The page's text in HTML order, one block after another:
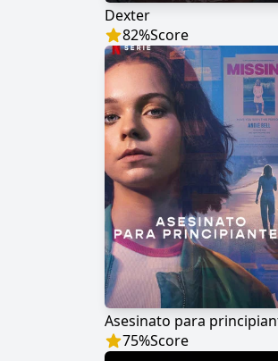
Dexter
82%Score
75%Score